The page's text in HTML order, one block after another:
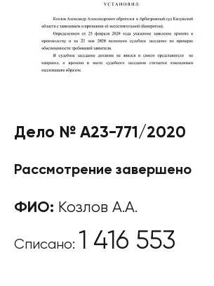
Дело № А23-771/2020
Рассмотрение завершено
ФИО: Козлов А.А.
Списано: 1 416 553